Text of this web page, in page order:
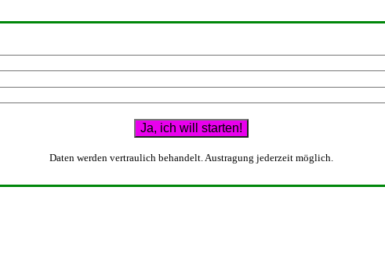
Daten werden vertraulich behandelt. Austragung jederzeit möglich.